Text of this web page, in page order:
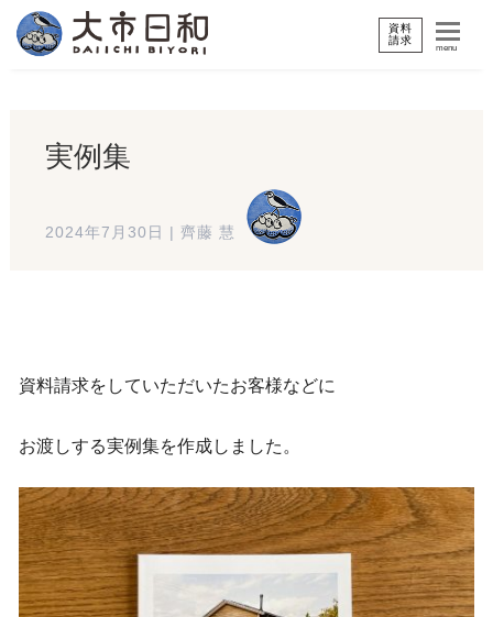
資料
請求
menu
実例集
2024年7月30日 | 齊藤 慧
資料請求をしていただいたお客様などに
お渡しする実例集を作成しました。